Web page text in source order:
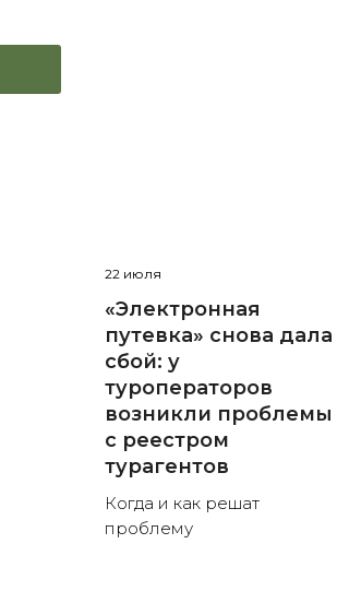
22 июля
«Электронная
путевка» снова дала
сбой: у
туроператоров
возникли проблемы
с реестром
турагентов
Когда и как решат
проблему